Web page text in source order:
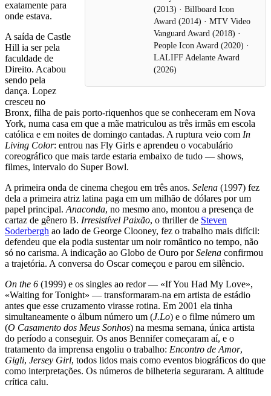
(2013) · Billboard Icon
Award (2014) · MTV Video
Vanguard Award (2018) ·
People Icon Award (2020) ·
LALIFF Adelante Award
(2026)
exatamente para
onde estava.
A saída de Castle
Hill ia ser pela
faculdade de
Direito. Acabou
sendo pela
dança. Lopez
cresceu no
Bronx, filha de pais porto-riquenhos que se conheceram em Nova
York, numa casa em que a mãe matriculou as três irmãs em escola
católica e em noites de domingo cantadas. A ruptura veio com In
Living Color: entrou nas Fly Girls e aprendeu o vocabulário
coreográfico que mais tarde estaria embaixo de tudo — shows,
filmes, intervalo do Super Bowl.
A primeira onda de cinema chegou em três anos. Selena (1997) fez
dela a primeira atriz latina paga em um milhão de dólares por um
papel principal. Anaconda, no mesmo ano, montou a presença de
cartaz de gênero B. Irresistível Paixão, o thriller de Steven
Soderbergh ao lado de George Clooney, fez o trabalho mais difícil:
defendeu que ela podia sustentar um noir romântico no tempo, não
só no carisma. A indicação ao Globo de Ouro porSelena confirmou
a trajetória. A conversa do Oscar começou e parou em silêncio.
On the 6 (1999) e os singles ao redor — «If You Had My Love»,
«Waiting for Tonight» — transformaram-na em artista de estádio
antes que esse cruzamento virasse rotina. Em 2001 ela tinha
simultaneamente o álbum número um (J.Lo) e o filme número um
(O Casamento dos Meus Sonhos) na mesma semana, única artista
do período a conseguir. Os anos Bennifer começaram aí, e o
tratamento da imprensa engoliu o trabalho: Encontro de Amor,
Gigli, Jersey Girl, todos lidos mais como eventos biográficos do que
como interpretações. Os números de bilheteria seguraram. A altitude
crítica caiu.